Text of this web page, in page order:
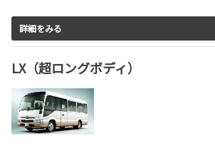
詳細をみる
LX（超ロングボディ）